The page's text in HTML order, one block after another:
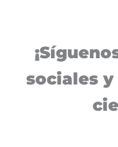
sociales